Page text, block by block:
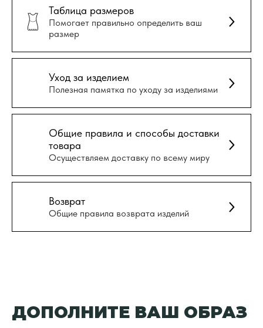
Таблица размеров
Помогает правильно определить ваш
размер
Уход за изделием
Полезная памятка по уходу за изделиями
Общие правила и способы доставки
товара
Осуществляем доставку по всему миру
Возврат
Общие правила возврата изделий
ДОПОЛНИТЕ ВАШ ОБРАЗ